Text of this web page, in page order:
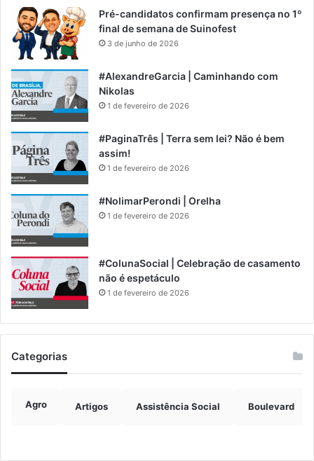
Pré-candidatos confirmam presença no 1º
final de semana de Suinofest
3 de junho de 2026
#AlexandreGarcia | Caminhando com
Nikolas
1 de fevereiro de 2026
#PaginaTrês | Terra sem lei? Não é bem
assim!
1 de fevereiro de 2026
#NolimarPerondi | Orelha
1 de fevereiro de 2026
#ColunaSocial | Celebração de casamento
não é espetáculo
1 de fevereiro de 2026
Categorias
Agro Artigos Assistência Social Boulevard